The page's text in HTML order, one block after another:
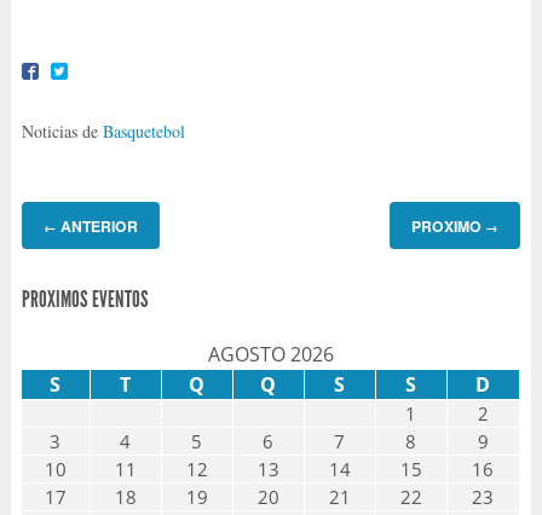
Noticias de Basquetebol
← ANTERIOR PROXIMO →
PROXIMOS EVENTOS
AGOSTO 2026
S
T Q Q S S D
1
2
3
4 5 6 7 8
9
10
11 12 13 14 15
16
17
18 19 20 21 22
23